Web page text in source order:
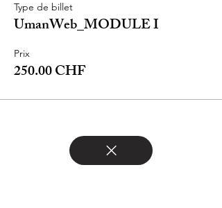
Type de billet
UmanWeb_MODULE I
Prix
250.00 CHF